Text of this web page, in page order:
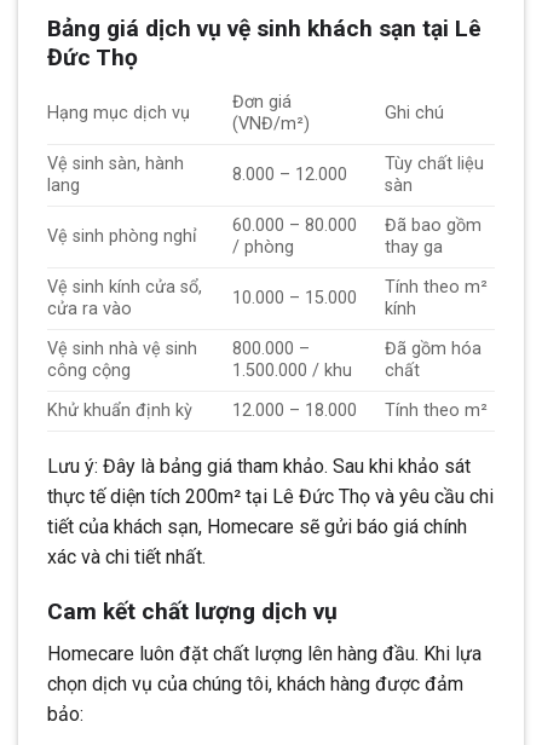
Bảng giá dịch vụ vệ sinh khách sạn tại Lê
Đức Thọ
Hạng mục dịch vụ
Đơn giá
(VNĐ/m²)
Ghi chú
Vệ sinh sàn, hành
lang
8.000 – 12.000
Tùy chất liệu
sàn
Vệ sinh phòng nghỉ
60.000 – 80.000
/ phòng
Đã bao gồm
thay ga
Vệ sinh kính cửa sổ,
cửa ra vào
10.000 – 15.000
Tính theo m²
kính
Vệ sinh nhà vệ sinh
công cộng
800.000 –
1.500.000 / khu
Đã gồm hóa
chất
Khử khuẩn định kỳ
12.000 – 18.000 Tính theo m²
Lưu ý: Đây là bảng giá tham khảo. Sau khi khảo sát
thực tế diện tích 200m² tại Lê Đức Thọ và yêu cầu chi
tiết của khách sạn, Homecare sẽ gửi báo giá chính
xác và chi tiết nhất.
Cam kết chất lượng dịch vụ
Homecare luôn đặt chất lượng lên hàng đầu. Khi lựa
chọn dịch vụ của chúng tôi, khách hàng được đảm
bảo: